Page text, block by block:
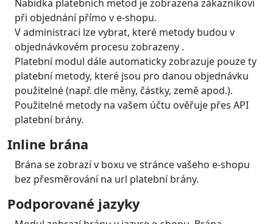
Podporované jsou české a slovenské banky
Podporované měny: CZK, EUR, PLN
Odložená platba a platba na třetiny
bez navýšení
Poskytovatelé: Twisto, SkipPay
Podporované měny: CZK
PayPal, PremiumSMS, M-Platba,
PaysafeCard
PayPal je populární v USA a v mnoha jiných zemích a lze
platit prokticky jakoukoliv měnou.
PremiumSMS a M-Platba jsou oblíbené v České
republice a na Slovensku, zatímco PaysafeCard je široce
akceptována v mnoha dalších zemích